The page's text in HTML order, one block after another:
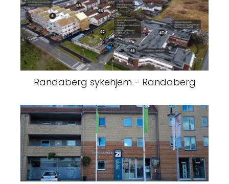
Randaberg sykehjem - Randaberg